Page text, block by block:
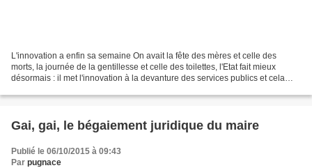
L'innovation a enfin sa semaine On avait la fête des mères et celle des
morts, la journée de la gentillesse et celle des toilettes, l'Etat fait mieux
désormais : il met l'innovation à la devanture des services publics et cela
Gai, gai, le bégaiement juridique du maire
Publié le 06/10/2015 à 09:43
Par pugnace